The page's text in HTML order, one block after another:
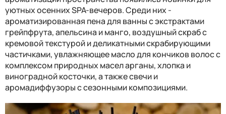
уютных осенних SPA-вечеров. Среди них -
ароматизированная пена для ванны с экстрактами
грейпфрута, апельсина и манго, воздушный скраб с
кремовой текстурой и деликатными скрабирующими
частичками, увлажняющее масло для кончиков волос с
комплексом природных масел арганы, хлопка и
виноградной косточки, а также свечи и
аромадиффузоры с сезонными композициями.